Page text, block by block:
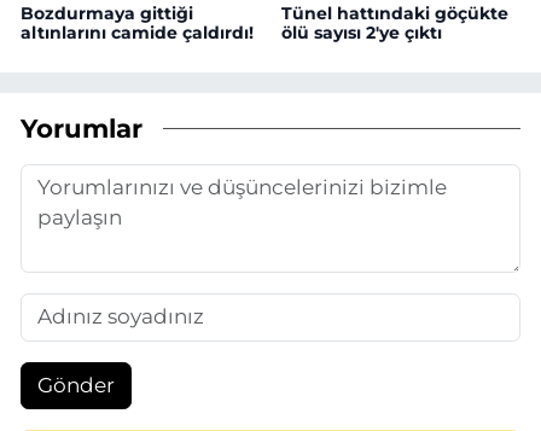
Bozdurmaya gittiği
altınlarını camide çaldırdı!
Tünel hattındaki göçükte
ölü sayısı 2'ye çıktı
Yorumlar
Gönder